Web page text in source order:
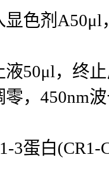
显色剂
液50μl，终
，450nm
3蛋白(CR1-